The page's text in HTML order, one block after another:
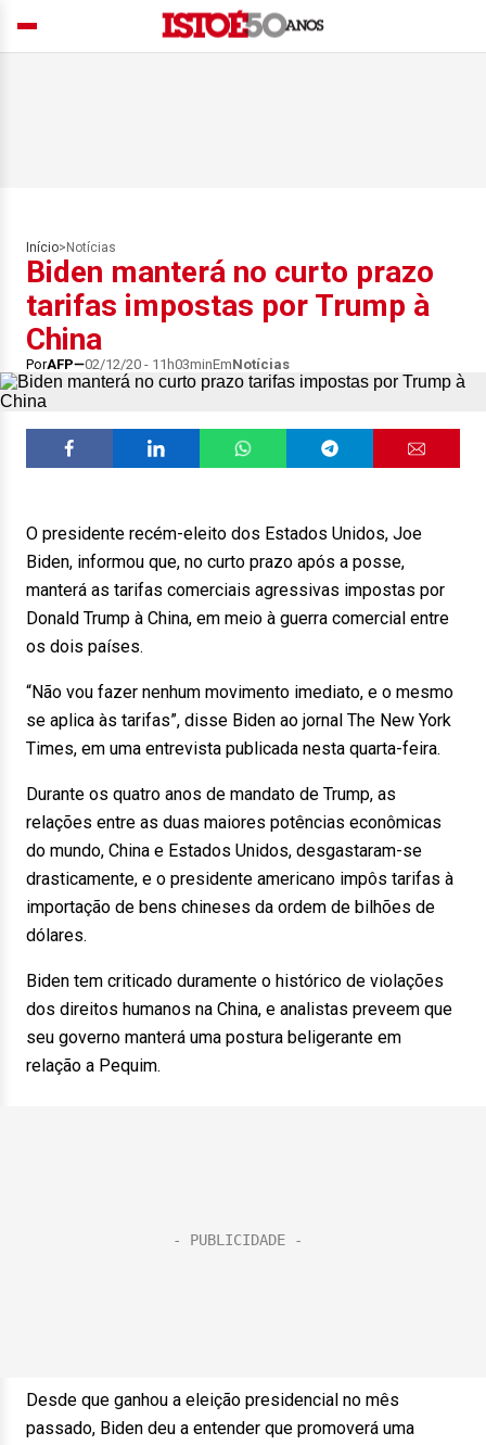
Início> Notícias
Biden manterá no curto prazo
tarifas impostas por Trump à
China
PorAFP 02/12/20 - 11h03minEmNotícias
O presidente recém-eleito dos Estados Unidos, Joe
Biden, informou que, no curto prazo após a posse,
manterá as tarifas comerciais agressivas impostas por
Donald Trump à China, em meio à guerra comercial entre
os dois países.
“Não vou fazer nenhum movimento imediato, e o mesmo
se aplica às tarifas”, disse Biden ao jornal The New York
Times, em uma entrevista publicada nesta quarta-feira.
Durante os quatro anos de mandato de Trump, as
relações entre as duas maiores potências econômicas
do mundo, China e Estados Unidos, desgastaram-se
drasticamente, e o presidente americano impôs tarifas à
importação de bens chineses da ordem de bilhões de
dólares.
Biden tem criticado duramente o histórico de violações
dos direitos humanos na China, e analistas preveem que
seu governo manterá uma postura beligerante em
relação a Pequim.
Desde que ganhou a eleição presidencial no mês
passado, Biden deu a entender que promoverá uma